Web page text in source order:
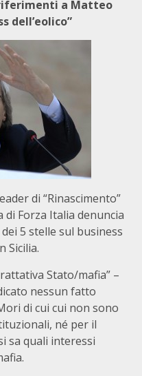
a Matteo
dell’eolico”
di “Rinascimento”
di Forza Italia denuncia
5 stelle sul business
Sicilia.
Stato/mafia” –
nessun fatto
di cui cui non sono
né per il
sa quali interessi